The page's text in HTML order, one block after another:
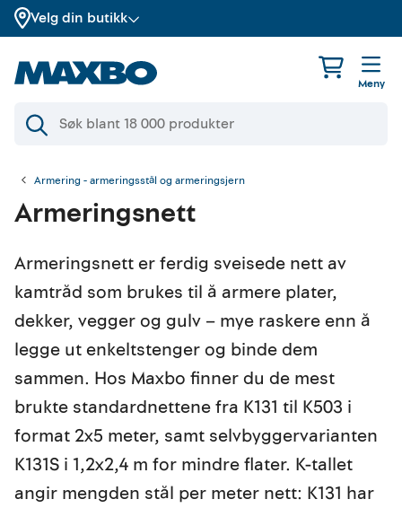
Velg din butikk
Meny
Armering - armeringsstål og armeringsjern
Armeringsnett
Armeringsnett er ferdig sveisede nett av
kamtråd som brukes til å armere plater,
dekker, vegger og gulv – mye raskere enn å
legge ut enkeltstenger og binde dem
sammen. Hos Maxbo finner du de mest
brukte standardnettene fra K131 til K503 i
format 2x5 meter, samt selvbyggervarianten
K131S i 1,2x2,4 m for mindre flater. K-tallet
angir mengden stål per meter nett: K131 har